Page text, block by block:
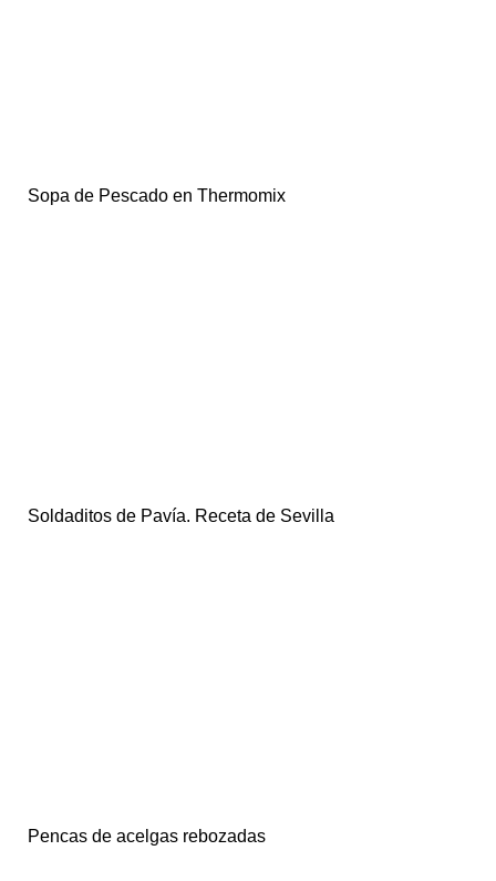
Sopa de Pescado en Thermomix
Soldaditos de Pavía. Receta de Sevilla
Pencas de acelgas rebozadas